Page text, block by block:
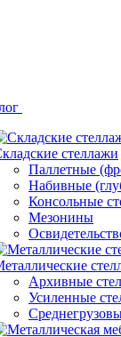
стеллажи
Паллетные
Набивные
Консольные
Мезонины
Архивные
Усиленные